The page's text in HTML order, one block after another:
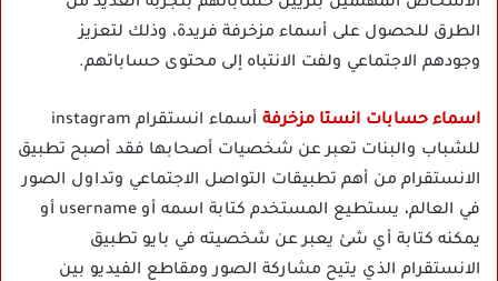
الطرق للحصول على أسماء مزخرفة فريدة، وذلك لتعزيز
وجودهم الاجتماعي ولفت الانتباه إلى محتوى حساباتهم.
اسماء حسابات انستا مزخرفة
أسماء انستقرام instagram
للشباب والبنات تعبر عن شخصيات أصحابها فقد أصبح تطبيق
الانستقرام من أهم تطبيقات التواصل الاجتماعي وتداول الصور
في العالم، يستطيع المستخدم كتابة اسمه أو username أو
يمكنه كتابة أي شئ يعبر عن شخصيته في بايو تطبيق
الانستقرام الذي يتيح مشاركة الصور ومقاطع الفيديو بين